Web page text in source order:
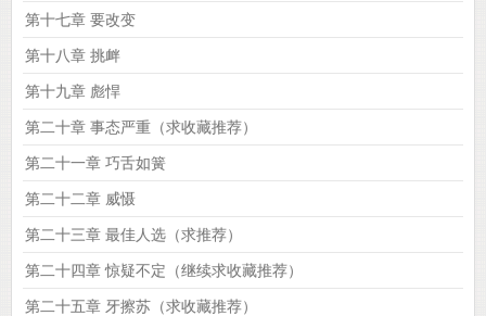
第十七章 要改变
第十八章 挑衅
第十九章 彪悍
第二十章 事态严重（求收藏推荐）
第二十一章 巧舌如簧
第二十二章 威慑
第二十三章 最佳人选（求推荐）
第二十四章 惊疑不定（继续求收藏推荐）
第二十五章 牙擦苏（求收藏推荐）